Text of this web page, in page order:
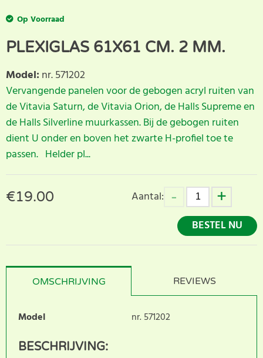
Op Voorraad
PLEXIGLAS 61X61 CM. 2 MM.
Model: nr. 571202
Vervangende panelen voor de gebogen acryl ruiten van
de Vitavia Saturn, de Vitavia Orion, de Halls Supreme en
de Halls Silverline muurkassen. Bij de gebogen ruiten
dient U onder en boven het zwarte H-profiel toe te
passen. Helder pl...
€19.00
Aantal:
BESTEL NU
OMSCHRIJVING REVIEWS
Model nr. 571202
BESCHRIJVING: